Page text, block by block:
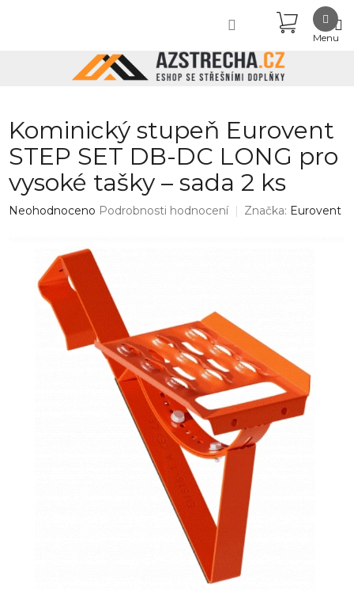
KOŠÍK
Kominický stupeň Eurovent
STEP SET DB-DC LONG pro
vysoké tašky – sada 2 ks
Průměrné
hvězdiček.
Neohodnoceno Podrobnosti hodnocení Značka: Eurovent